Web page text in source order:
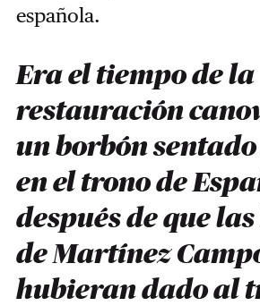
española.
Era el tiempo de la
restauración
un borbón sentado
en el trono de
después de que
de Martínez
hubieran dado al